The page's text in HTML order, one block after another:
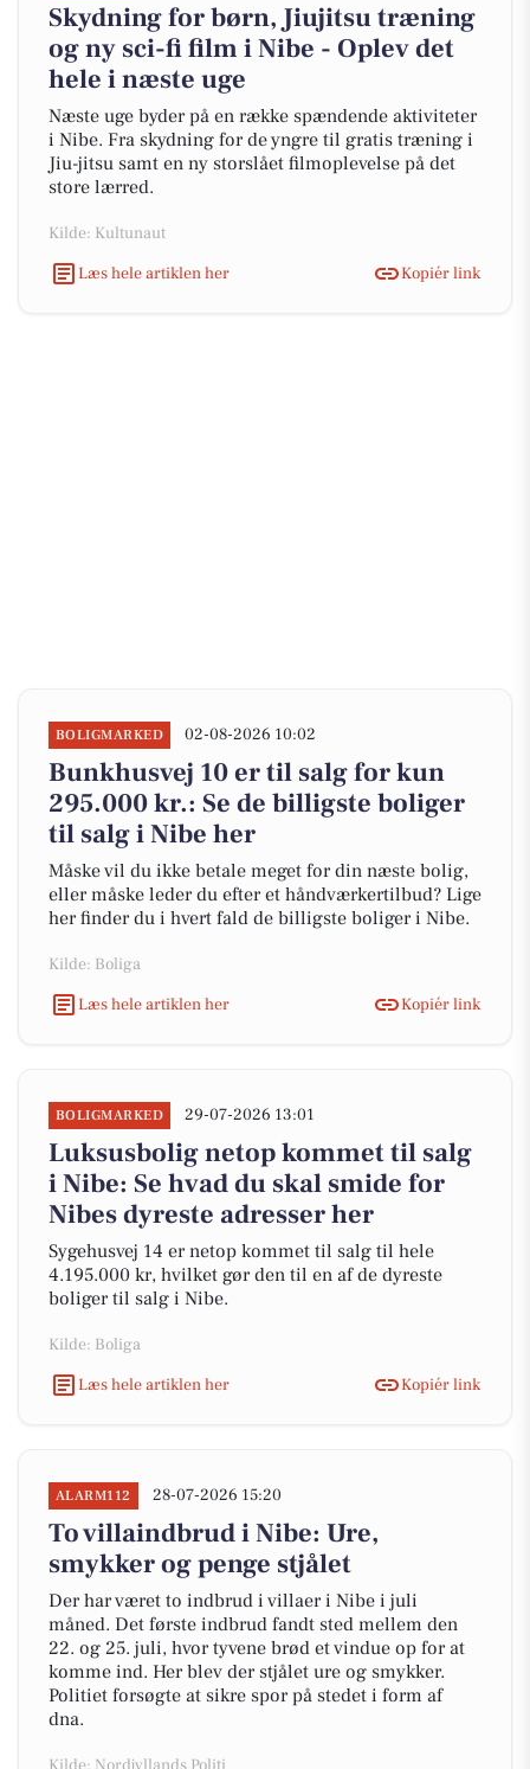
Skydning for børn, Jiujitsu træning
og ny sci-fi film i Nibe - Oplev det
hele i næste uge
Næste uge byder på en række spændende aktiviteter
i Nibe. Fra skydning for de yngre til gratis træning i
Jiu-jitsu samt en ny storslået filmoplevelse på det
store lærred.
Kilde: Kultunaut
Læs hele artiklen her
Kopiér link
BOLIGMARKED 02-08-2026 10:02
Bunkhusvej 10 er til salg for kun
295.000 kr.: Se de billigste boliger
til salg i Nibe her
Måske vil du ikke betale meget for din næste bolig,
eller måske leder du efter et håndværkertilbud? Lige
her finder du i hvert fald de billigste boliger i Nibe.
Kilde: Boliga
Læs hele artiklen her
Kopiér link
BOLIGMARKED 29-07-2026 13:01
Luksusbolig netop kommet til salg
i Nibe: Se hvad du skal smide for
Nibes dyreste adresser her
Sygehusvej 14 er netop kommet til salg til hele
4.195.000 kr, hvilket gør den til en af de dyreste
boliger til salg i Nibe.
Kilde: Boliga
Læs hele artiklen her
Kopiér link
ALARM112 28-07-2026 15:20
To villaindbrud i Nibe: Ure,
smykker og penge stjålet
Der har været to indbrud i villaer i Nibe i juli
måned. Det første indbrud fandt sted mellem den
22. og 25. juli, hvor tyvene brød et vindue op for at
komme ind. Her blev der stjålet ure og smykker.
Politiet forsøgte at sikre spor på stedet i form af
dna.